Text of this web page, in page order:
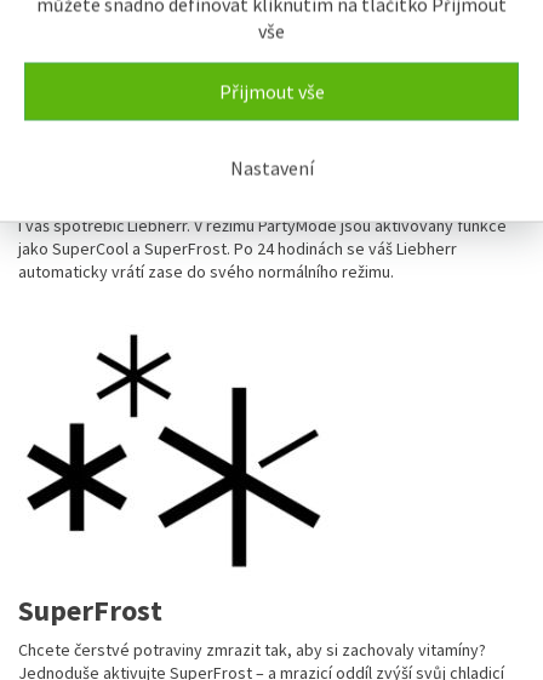
vše
Přijmout vše
Nastavení
i váš spotřebič Liebherr. V režimu PartyMode jsou aktivovány funkce
jako SuperCool a SuperFrost. Po 24 hodinách se váš Liebherr
automaticky vrátí zase do svého normálního režimu.
SuperFrost
Chcete čerstvé potraviny zmrazit tak, aby si zachovaly vitamíny?
Jednoduše aktivujte SuperFrost – a mrazicí oddíl zvýší svůj chladicí